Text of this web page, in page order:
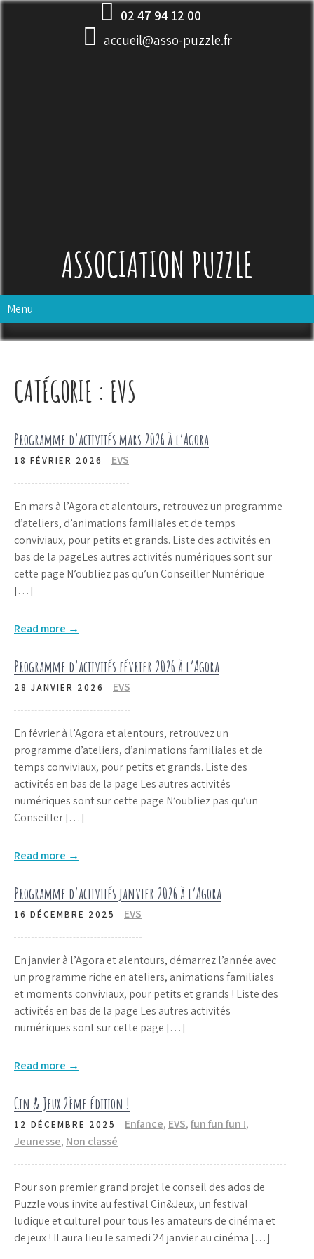
Skip
02 47 94 12 00
accueil@asso-puzzle.fr
ASSOCIATION PUZZLE
Menu
CATÉGORIE : EVS
Programme d’activités mars 2026 à l’Agora
18 FÉVRIER 2026 EVS
En mars à l’Agora et alentours, retrouvez un programme
d’ateliers, d’animations familiales et de temps
conviviaux, pour petits et grands. Liste des activités en
bas de la pageLes autres activités numériques sont sur
cette page N’oubliez pas qu’un Conseiller Numérique
[…]
Read more →
Programme d’activités février 2026 à l’Agora
28 JANVIER 2026 EVS
En février à l’Agora et alentours, retrouvez un
programme d’ateliers, d’animations familiales et de
temps conviviaux, pour petits et grands. Liste des
activités en bas de la page Les autres activités
numériques sont sur cette page N’oubliez pas qu’un
Conseiller […]
Read more →
Programme d’activités janvier 2026 à l’Agora
16 DÉCEMBRE 2025 EVS
En janvier à l’Agora et alentours, démarrez l’année avec
un programme riche en ateliers, animations familiales
et moments conviviaux, pour petits et grands ! Liste des
activités en bas de la page Les autres activités
numériques sont sur cette page […]
Read more →
Cin & Jeux 2ème édition !
12 DÉCEMBRE 2025 Enfance, EVS,fun fun fun !,
Jeunesse, Non classé
Pour son premier grand projet le conseil des ados de
Puzzle vous invite au festival Cin&Jeux, un festival
ludique et culturel pour tous les amateurs de cinéma et
de jeux ! Il aura lieu le samedi 24 janvier au cinéma […]